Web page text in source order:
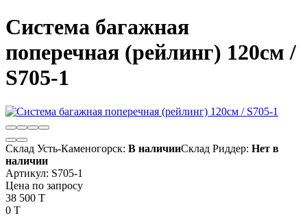
Система багажная
поперечная (рейлинг) 120см /
S705-1
Склад Усть-Каменогорск: В наличииСклад Риддер: Нет в
наличии
Артикул: S705-1
Цена по запросу
38 500 T
0 T